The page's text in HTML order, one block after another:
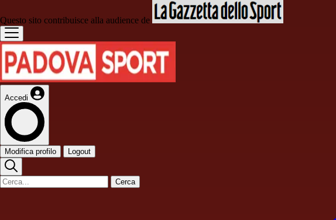
Questo sito contribuisce alla audience de
Accedi
Modifica profilo Logout
Cerca